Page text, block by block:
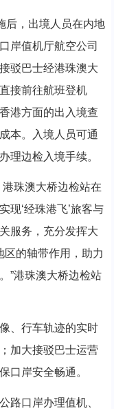
，出境人员在内地
岸值机厅航空公司
驳巴士经港珠澳大
接前往航班登机
港方面的出入境查
本。入境人员可通
理边检入境手续。
珠澳大桥边检站在
现‘经珠港飞’旅客与
服务，充分发挥大
区的轴带作用，助力
”港珠澳大桥边检站
、行车轨迹的实时
加大接驳巴士运营
口岸安全畅通。
口岸办理值机、